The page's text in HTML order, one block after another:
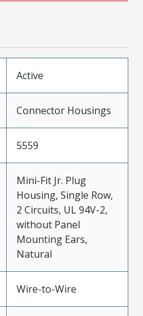
Active
Connector Housings
5559
Mini-Fit Jr. Plug
Housing, Single Row,
2 Circuits, UL 94V-2,
without Panel
Mounting Ears,
Natural
Wire-to-Wire